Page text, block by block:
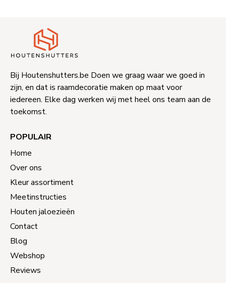
Bij Houtenshutters.be Doen we graag waar we goed in
zijn, en dat is raamdecoratie maken op maat voor
iedereen. Elke dag werken wij met heel ons team aan de
toekomst.
POPULAIR
Home
Over ons
Kleur assortiment
Meetinstructies
Houten jaloezieën
Contact
Blog
Webshop
Reviews